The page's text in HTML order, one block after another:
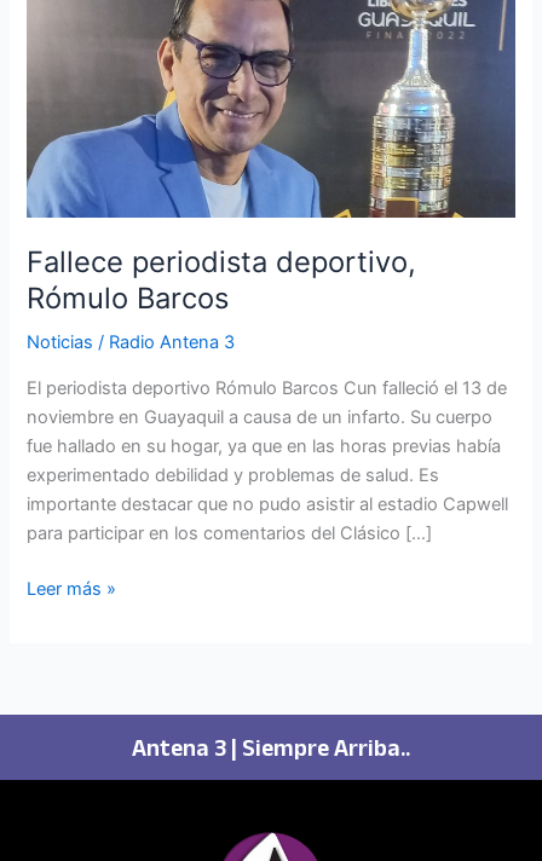
Fallece periodista deportivo,
Rómulo Barcos
Noticias / Radio Antena 3
El periodista deportivo Rómulo Barcos Cun falleció el 13 de
noviembre en Guayaquil a causa de un infarto. Su cuerpo
fue hallado en su hogar, ya que en las horas previas había
experimentado debilidad y problemas de salud. Es
importante destacar que no pudo asistir al estadio Capwell
para participar en los comentarios del Clásico […]
Leer más »
Antena 3 | Siempre Arriba..